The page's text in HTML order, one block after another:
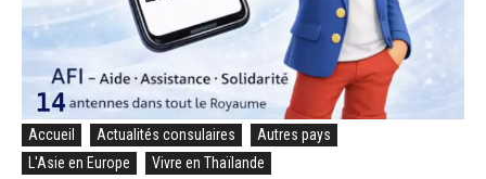
Accueil Actualités consulaires
Autres pays
L'Asie en Europe
Vivre en Thaïlande